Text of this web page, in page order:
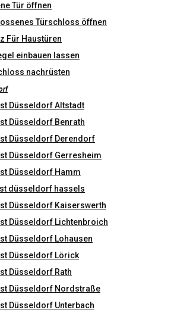
Tür öffnen
Türschloss öffnen
Für Haustüren
einbauen lassen
nachrüsten
Düsseldorf Altstadt
Düsseldorf Benrath
Düsseldorf Derendorf
Düsseldorf Gerresheim
Düsseldorf Hamm
düsseldorf hassels
Düsseldorf Kaiserswerth
Düsseldorf Lichtenbroich
Düsseldorf Lohausen
Düsseldorf Lörick
Düsseldorf Rath
Düsseldorf Nordstraße
Düsseldorf Unterbach